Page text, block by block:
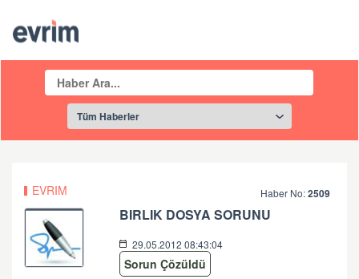
EVRIM Haber No:2509
BIRLIK DOSYA SORUNU
29.05.2012 08:43:04
Sorun Çözüldü